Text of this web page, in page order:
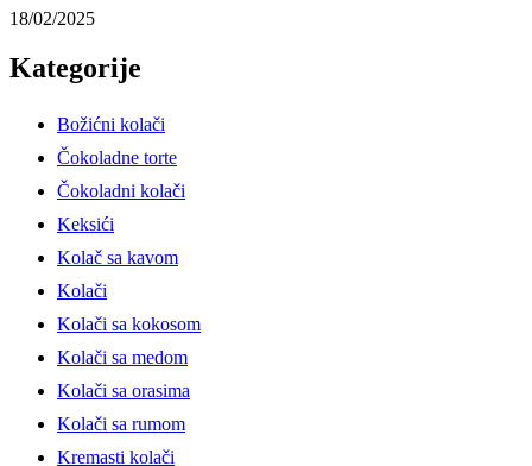
18/02/2025
Kategorije
Božićni kolači
Čokoladne torte
Čokoladni kolači
Keksići
Kolač sa kavom
Kolači
Kolači sa kokosom
Kolači sa medom
Kolači sa orasima
Kolači sa rumom
Kremasti kolači